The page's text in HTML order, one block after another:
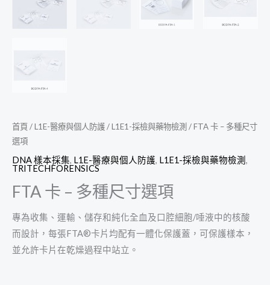
首頁/L1E-醫療與個人防護/L1E1-採檢與藥物檢測 / FTA 卡 – 多種尺寸
選項
DNA 樣本採集, L1E-醫療與個人防護, L1E1-採檢與藥物檢測 ,
TRITECHFORENSICS
FTA 卡 – 多種尺寸選項
專為收集、運輸、儲存和純化全血及口腔細胞/唾液中的核酸
而設計，每張FTA®卡片均配有一體化保護蓋，可保護樣本，
並允許卡片在乾燥過程中站立。